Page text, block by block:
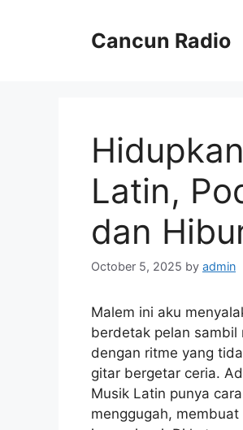
Cancun Radio
Latin,
dan
October 5, 2025 by admin
Malem ini aku
berdetak pelan sambil
dengan ritme yang
gitar bergetar ceria.
Musik Latin punya
menggugah,